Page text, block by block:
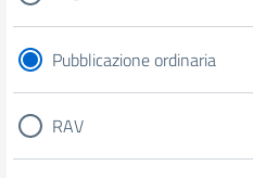
Pubblicazione ordinaria
RAV